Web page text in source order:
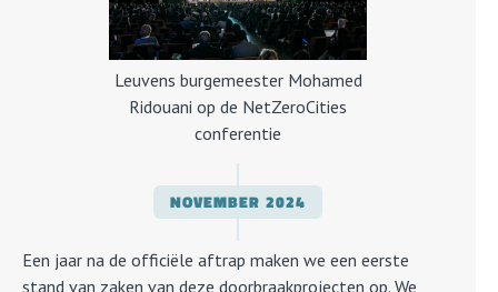
Leuvens burgemeester Mohamed
Ridouani op de NetZeroCities
conferentie
NOVEMBER 2024
Een jaar na de officiële aftrap maken we een eerste
stand van zaken van deze doorbraakprojecten op. We